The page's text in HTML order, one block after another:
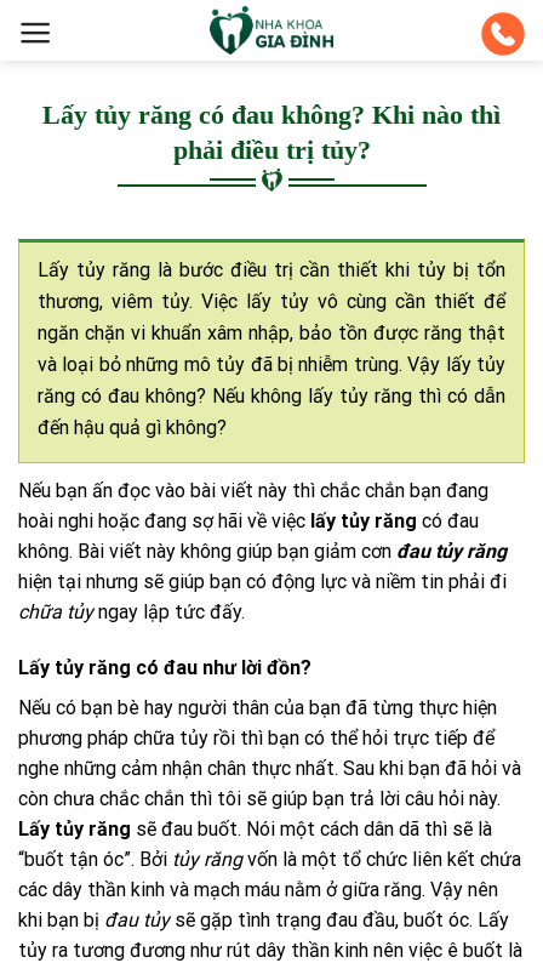
Lấy tủy răng có đau không? Khi nào thì
phải điều trị tủy?
Lấy tủy răng là bước điều trị cần thiết khi tủy bị tổn
thương, viêm tủy. Việc lấy tủy vô cùng cần thiết để
ngăn chặn vi khuẩn xâm nhập, bảo tồn được răng thật
và loại bỏ những mô tủy đã bị nhiễm trùng. Vậy lấy tủy
răng có đau không? Nếu không lấy tủy răng thì có dẫn
đến hậu quả gì không?
Nếu bạn ấn đọc vào bài viết này thì chắc chắn bạn đang
hoài nghi hoặc đang sợ hãi về việc lấy tủy răng có đau
không. Bài viết này không giúp bạn giảm cơn đau tủy răng
hiện tại nhưng sẽ giúp bạn có động lực và niềm tin phải đi
chữa tủyngay lập tức đấy.
Lấy tủy răng có đau như lời đồn?
Nếu có bạn bè hay người thân của bạn đã từng thực hiện
phương pháp chữa tủy rồi thì bạn có thể hỏi trực tiếp để
nghe những cảm nhận chân thực nhất. Sau khi bạn đã hỏi và
còn chưa chắc chắn thì tôi sẽ giúp bạn trả lời câu hỏi này.
Lấy tủy răng sẽ đau buốt. Nói một cách dân dã thì sẽ là
“buốt tận óc”. Bởi tủy răngvốn là một tổ chức liên kết chứa
các dây thần kinh và mạch máu nằm ở giữa răng. Vậy nên
khi bạn bị đau tủysẽ gặp tình trạng đau đầu, buốt óc. Lấy
tủy ra tương đương như rút dây thần kinh nên việc ê buốt là